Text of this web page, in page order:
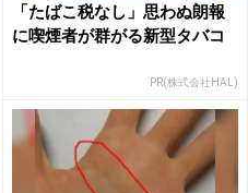
「たばこ税なし」思わぬ朗報
に喫煙者が群がる新型タバコ
PR(株式会社HAL)